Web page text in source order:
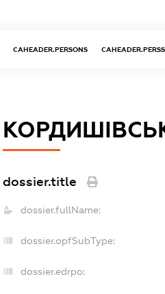
CAHEADER.PERSONS
dossier.title
dossier.fullName:
dossier.opfSubType:
dossier.edrpo: